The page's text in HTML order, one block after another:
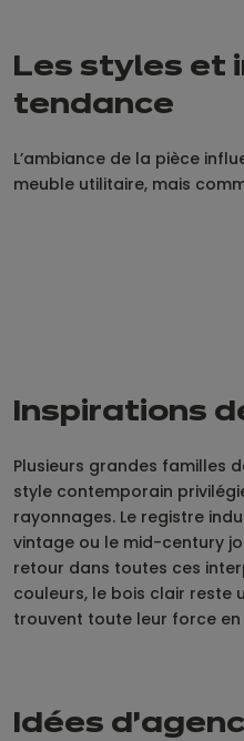
Les styles et
tendance
L’ambiance de la pièce
meuble utilitaire, mais
Inspirations
Plusieurs grandes familles
style contemporain
rayonnages. Le registre
vintage ou le mid-century
retour dans toutes ces
couleurs, le bois clair reste
trouvent toute leur force en
Idées